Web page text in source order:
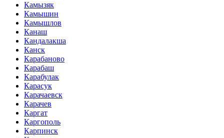
Камызяк
Камышин
Камышлов
Канаш
Кандалакша
Канск
Карабаново
Карабаш
Карабулак
Карасук
Карачаевск
Карачев
Каргат
Каргополь
Карпинск